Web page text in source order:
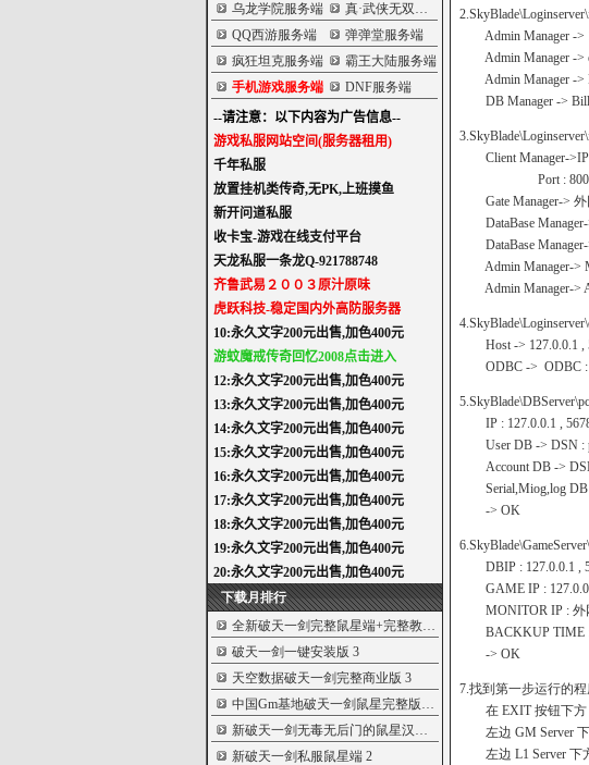
乌龙学院服务端
真·武侠无双服务端
QQ西游服务端
弹弹堂服务端
疯狂坦克服务端
霸王大陆服务端
手机游戏服务端
DNF服务端
下载月排行
全新破天一剑完整鼠星端+完整教程...
破天一剑一键安装版 3
天空数据破天一剑完整商业版 3
中国Gm基地破天一剑鼠星完整版服...
新破天一剑无毒无后门的鼠星汉化...
新破天一剑私服鼠星端2
Admin Manager ->
Admin Manager ->
Admin Manager ->
DB Manager -> Bill
Client Manager->IP
Port : 8001(登陆
Gate Manager-> 外
DataBase Manager-
DataBase Manager-
Admin Manager->
Admin Manager->
Host -> 127.0.0.1 ,
ODBC -> ODBC :
IP : 127.0.0.1 ,
User DB -> DSN :
Account DB ->
Serial,Miog,log DB
-> OK
DBIP : 127.0.0.1 ,
GAME IP :
MONITOR IP : 外
BACKKUP TIME :
-> OK
7.找到第一步运行的程
在 EXIT 按钮下方
左边 GM Server 下
左边 L1 Server 下方